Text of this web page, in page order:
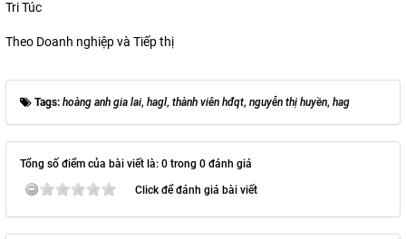
Tri Túc
Theo Doanh nghiệp và Tiếp thị
Tags: hoàng anh gia lai, hagl, thành viên hđqt, nguyễn thị huyền, hag
Tổng số điểm của bài viết là: 0 trong 0 đánh giá
Click để đánh giá bài viết